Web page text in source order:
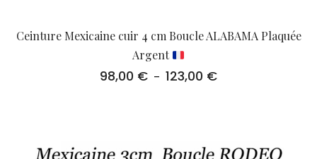
Ceinture Mexicaine cuir 4 cm Boucle ALABAMA Plaquée
Argent
98,00 € – 123,00 €Plage
123,00 €